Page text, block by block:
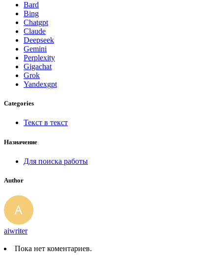
Bard
Bing
Chatgpt
Claude
Deepseek
Gemini
Perplexity
Gigachat
Grok
Yandexgpt
Categories
Текст в текст
Назначение
Для поиска работы
Author
aiwriter
Пока нет коментариев.